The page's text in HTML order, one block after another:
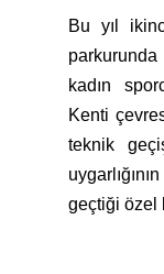
Bu yıl
parkurunda
kadın
Kenti
teknik
geçtiği özel